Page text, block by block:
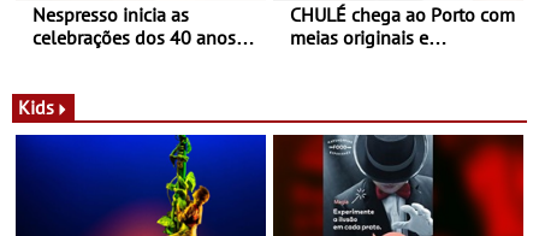
Nespresso inicia as
celebrações dos 40 anos
Novas - Edição limitada
Nespresso x Torres Novas
CHULÉ chega ao Porto com
meias originais e
Shopping
Kids